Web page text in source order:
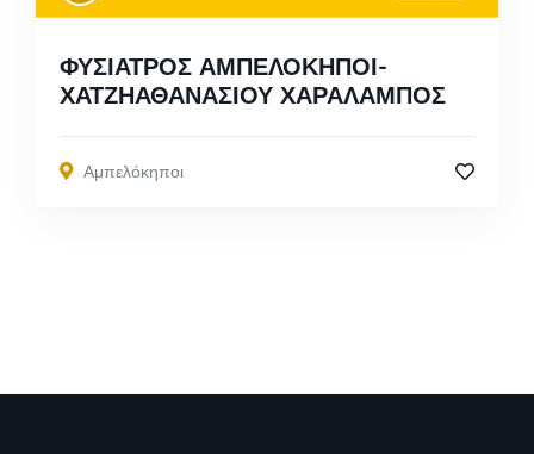
ΦΥΣΙΑΤΡΟΣ ΑΜΠΕΛΟΚΗΠΟΙ-
ΧΑΤΖΗΑΘΑΝΑΣΙΟΥ ΧΑΡΑΛΑΜΠΟΣ
Αμπελόκηποι